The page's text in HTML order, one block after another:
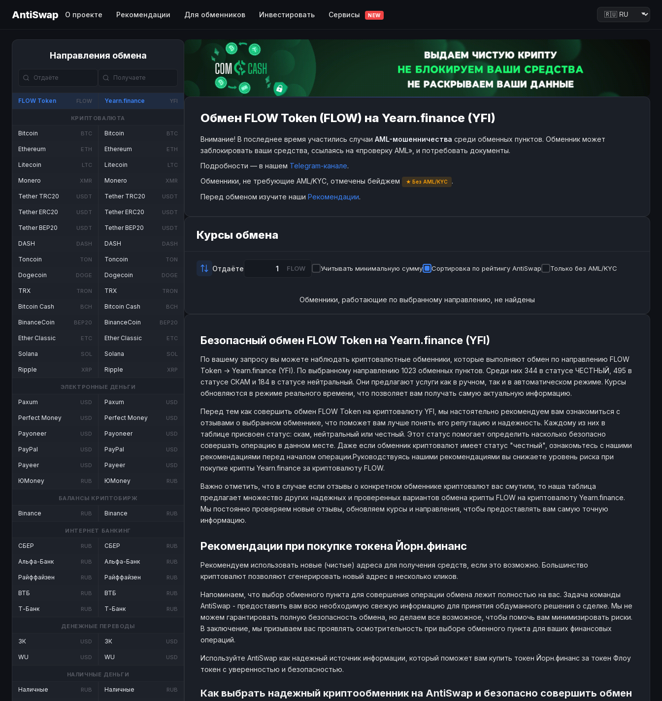
AntiSwap О проекте Рекомендации Для обменников Инвестировать Сервисы NEW
Направления обмена
FLOW Token FLOW Yearn.finance YFI
КРИПТОВАЛЮТА
Bitcoin BTC
Ethereum ETH
Litecoin LTC
Monero XMR
Tether TRC20 USDT
Tether ERC20 USDT
Tether BEP20 USDT
DASH DASH
Toncoin TON
Dogecoin DOGE
TRX TRON
Bitcoin Cash BCH
BinanceCoin BEP20
Ether Classic ETC
Solana SOL
Ripple XRP
Bitcoin BTC
Ethereum ETH
Litecoin LTC
Monero XMR
Tether TRC20 USDT
Tether ERC20 USDT
Tether BEP20 USDT
DASH DASH
Toncoin TON
Dogecoin DOGE
TRX TRON
Bitcoin Cash BCH
BinanceCoin BEP20
Ether Classic ETC
Solana SOL
Ripple XRP
ЭЛЕКТРОННЫЕ ДЕНЬГИ
Paxum USD
Perfect Money USD
Payoneer USD
PayPal USD
Payeer USD
ЮMoney RUB
Paxum USD
Perfect Money USD
Payoneer USD
PayPal USD
Payeer USD
ЮMoney RUB
БАЛАНСЫ КРИПТОБИРЖ
Binance RUB Binance RUB
ИНТЕРНЕТ БАНКИНГ
СБЕР RUB
Альфа-Банк RUB
Райффайзен RUB
ВТБ RUB
Т-Банк RUB
СБЕР RUB
Альфа-Банк RUB
Райффайзен RUB
ВТБ RUB
Т-Банк RUB
ДЕНЕЖНЫЕ ПЕРЕВОДЫ
ЗК USD
WU USD
ЗК USD
WU USD
НАЛИЧНЫЕ ДЕНЬГИ
Наличные RUB Наличные RUB
Обмен FLOW Token (FLOW) на Yearn.finance (YFI)
Внимание! В последнее время участились случаи AML-мошенничества среди обменных пунктов. Обменник может
заблокировать ваши средства, ссылаясь на «проверку AML», и потребовать документы.
Подробности — в нашем Telegram-канале.
Обменники, не требующие AML/KYC, отмечены бейджем
★ Без AML/KYC
.
Перед обменом изучите наши Рекомендации.
Курсы обмена
Отдаёте FLOW Учитывать минимальную сумму Сортировка по рейтингу AntiSwap Только без AML/KYC
Обменники, работающие по выбранному направлению, не найдены
Безопасный обмен FLOW Token на Yearn.finance (YFI)
По вашему запросу вы можете наблюдать криптовалютные обменники, которые выполняют обмен по направлению FLOW
Token → Yearn.finance (YFI). По выбранному направлению 1023 обменных пунктов. Среди них 344 в статусе ЧЕСТНЫЙ, 495 в
статусе СКАМ и 184 в статусе нейтральный. Они предлагают услуги как в ручном, так и в автоматическом режиме. Курсы
обновляются в режиме реального времени, что позволяет вам получать самую актуальную информацию.
Перед тем как совершить обмен FLOW Token на криптовалюту YFI, мы настоятельно рекомендуем вам ознакомиться с
отзывами о выбранном обменнике, что поможет вам лучше понять его репутацию и надежность. Каждому из них в
таблице присвоен статус: скам, нейтральный или честный. Этот статус помогает определить насколько безопасно
совершать операцию в данном месте. Даже если обменник криптовалют имеет статус "честный", ознакомьтесь с нашими
рекомендациями перед началом операции.Руководствуясь нашими рекомендациями вы снижаете уровень риска при
покупке крипты Yearn.finance за криптовалюту FLOW.
Важно отметить, что в случае если отзывы о конкретном обменнике криптовалют вас смутили, то наша таблица
предлагает множество других надежных и проверенных вариантов обмена крипты FLOW на криптовалюту Yearn.finance.
Мы постоянно проверяем новые отзывы, обновляем курсы и направления, чтобы предоставлять вам самую точную
информацию.
Рекомендации при покупке токена Йорн.финанс
Рекомендуем использовать новые (чистые) адреса для получения средств, если это возможно. Большинство
криптовалют позволяют сгенерировать новый адрес в несколько кликов.
Напоминаем, что выбор обменного пункта для совершения операции обмена лежит полностью на вас. Задача команды
AntiSwap - предоставить вам всю необходимую свежую информацию для принятия обдуманного решения о сделке. Мы не
можем гарантировать полную безопасность обмена, но делаем все возможное, чтобы помочь вам минимизировать риски.
В заключение, мы призываем вас проявлять осмотрительность при выборе обменного пункта для ваших финансовых
операций.
Используйте AntiSwap как надежный источник информации, который поможет вам купить токен Йорн.финанс за токен Флоу
токен с уверенностью и безопасностью.
Как выбрать надежный криптообменник на AntiSwap и безопасно совершить обмен